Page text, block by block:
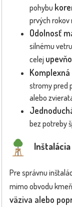
pohybu
prvých rokov
Odolnosť
silnému
celej
stromy pred
alebo
bez potreby
Inštalácia
Pre správnu
mimo obvodu
väziva alebo